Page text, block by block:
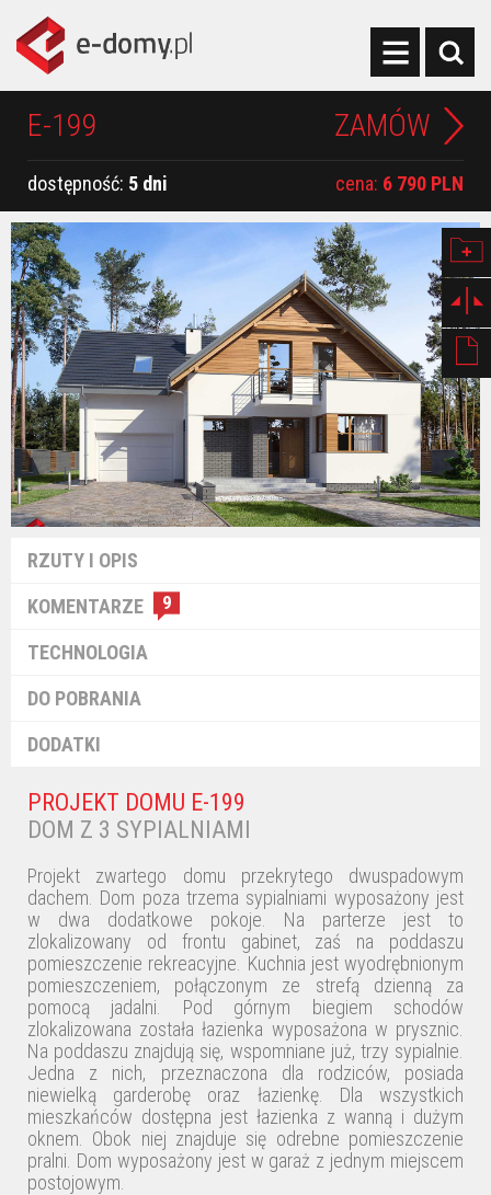
E-199 ZAMÓW
cena: 6 790 PLN
dostępność: 5 dni
RZUTY I OPIS
KOMENTARZE
9
TECHNOLOGIA
DO POBRANIA
DODATKI
PROJEKT DOMU E-199
DOM Z 3 SYPIALNIAMI
Projekt zwartego domu przekrytego dwuspadowym
dachem. Dom poza trzema sypialniami wyposażony jest
w dwa dodatkowe pokoje. Na parterze jest to
zlokalizowany od frontu gabinet, zaś na poddaszu
pomieszczenie rekreacyjne. Kuchnia jest wyodrębnionym
pomieszczeniem, połączonym ze strefą dzienną za
pomocą jadalni. Pod górnym biegiem schodów
zlokalizowana została łazienka wyposażona w prysznic.
Na poddaszu znajdują się, wspomniane już, trzy sypialnie.
Jedna z nich, przeznaczona dla rodziców, posiada
niewielką garderobę oraz łazienkę. Dla wszystkich
mieszkańców dostępna jest łazienka z wanną i dużym
oknem. Obok niej znajduje się odrebne pomieszczenie
pralni. Dom wyposażony jest w garaż z jednym miejscem
postojowym.